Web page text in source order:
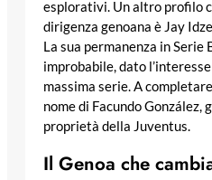
esplorativi. Un altro profilo
dirigenza genoana è Jay
La sua permanenza in Serie
improbabile, dato
massima serie. A
nome di Facundo González,
proprietà della Juventus.
Il Genoa che